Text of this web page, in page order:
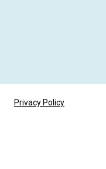
Privacy Policy